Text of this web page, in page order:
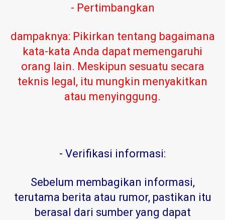
- Pertimbangkan
dampaknya: Pikirkan tentang bagaimana
kata-kata Anda dapat memengaruhi
orang lain. Meskipun sesuatu secara
teknis legal, itu mungkin menyakitkan
atau menyinggung.
- Verifikasi informasi:
Sebelum membagikan informasi,
terutama berita atau rumor, pastikan itu
berasal dari sumber yang dapat